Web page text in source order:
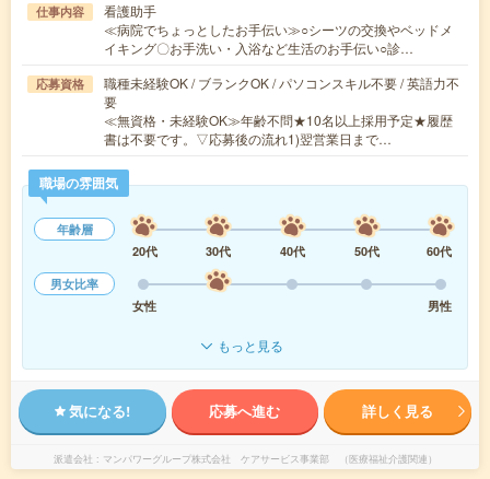
仕事内容
看護助手
≪病院でちょっとしたお手伝い≫○シーツの交換やベッドメ
イキング〇お手洗い・入浴など生活のお手伝い○診…
応募資格
職種未経験OK / ブランクOK / パソコンスキル不要 / 英語力不
要
≪無資格・未経験OK≫年齢不問★10名以上採用予定★履歴
書は不要です。▽応募後の流れ1)翌営業日まで…
職場の雰囲気
年齢層
20代
30代 40代 50代
60代
男女比率
女性
男性
もっと見る
気になる! 応募へ進む 詳しく見る
派遣会社 マンパワーグループ株式会社 ケアサービス事業部 （医療福祉介護関連）